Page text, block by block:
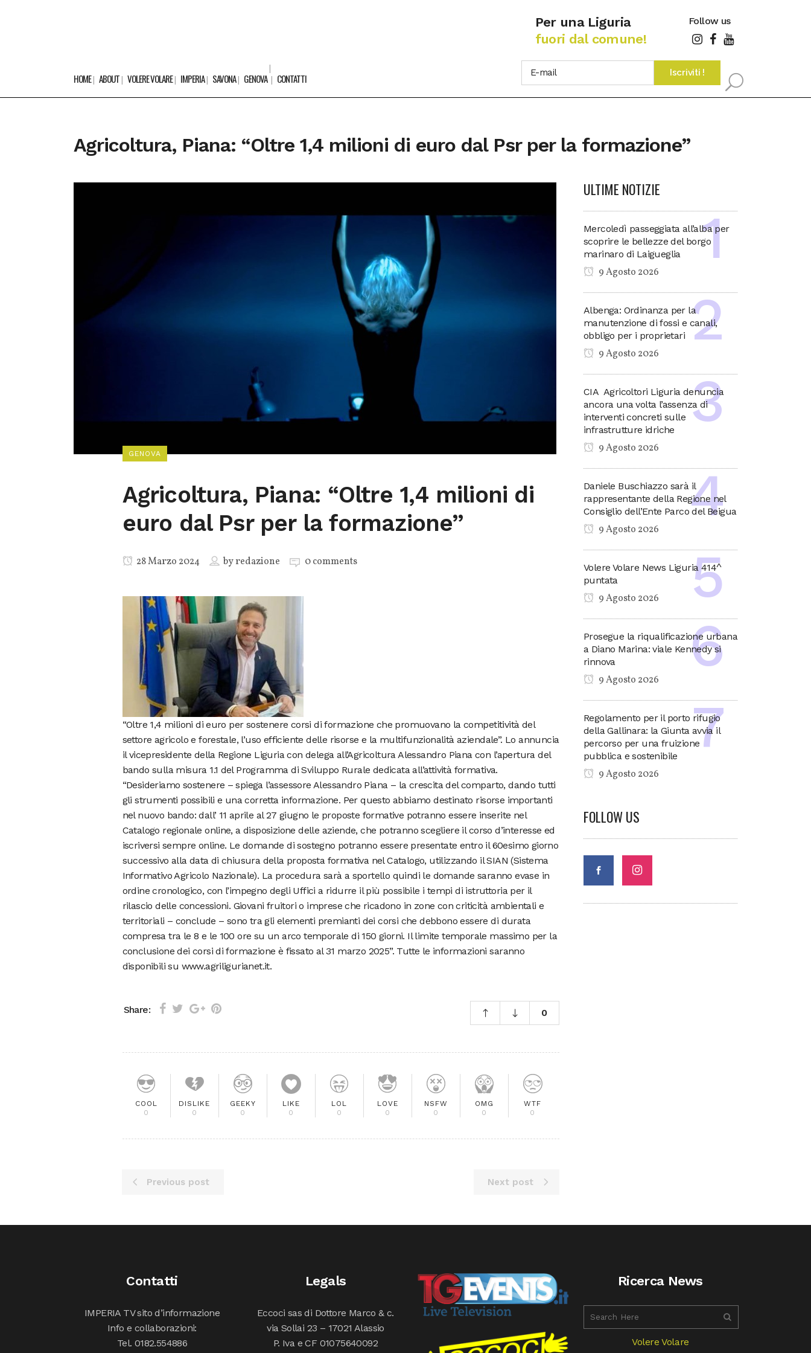
Per una Liguria
fuori dal comune!
Follow us
HOME ABOUT VOLERE VOLARE IMPERIA SAVONA GENOVA CONTATTI
Agricoltura, Piana: “Oltre 1,4 milioni di euro dal Psr per la formazione”
GENOVA
Agricoltura, Piana: “Oltre 1,4 milioni di
euro dal Psr per la formazione”
28 Marzo 2024 byredazione 0 comments
“Oltre 1,4 milioni di euro per sostenere corsi di formazione che promuovano la competitività del
settore agricolo e forestale, l’uso efficiente delle risorse e la multifunzionalità aziendale”. Lo annuncia
il vicepresidente della Regione Liguria con delega all’Agricoltura Alessandro Piana con l’apertura del
bando sulla misura 1.1 del Programma di Sviluppo Rurale dedicata all’attività formativa.
“Desideriamo sostenere – spiega l’assessore Alessandro Piana – la crescita del comparto, dando tutti
gli strumenti possibili e una corretta informazione. Per questo abbiamo destinato risorse importanti
nel nuovo bando: dall’ 11 aprile al 27 giugno le proposte formative potranno essere inserite nel
Catalogo regionale online, a disposizione delle aziende, che potranno scegliere il corso d’interesse ed
iscriversi sempre online. Le domande di sostegno potranno essere presentate entro il 60esimo giorno
successivo alla data di chiusura della proposta formativa nel Catalogo, utilizzando il SIAN (Sistema
Informativo Agricolo Nazionale). La procedura sarà a sportello quindi le domande saranno evase in
ordine cronologico, con l’impegno degli Uffici a ridurre il più possibile i tempi di istruttoria per il
rilascio delle concessioni. Giovani fruitori o imprese che ricadono in zone con criticità ambientali e
territoriali – conclude – sono tra gli elementi premianti dei corsi che debbono essere di durata
compresa tra le 8 e le 100 ore su un arco temporale di 150 giorni. Il limite temporale massimo per la
conclusione dei corsi di formazione è fissato al 31 marzo 2025”. Tutte le informazioni saranno
disponibili su www.agriligurianet.it.
Share: 0
COOL
0
DISLIKE
0
GEEKY
0
LIKE
0
LOL
0
LOVE
0
NSFW
0
OMG
0
WTF
0
Previous post Next post
ULTIME NOTIZIE
Mercoledì passeggiata all’alba per
scoprire le bellezze del borgo
marinaro di Laigueglia
9 Agosto 2026
Albenga: Ordinanza per la
manutenzione di fossi e canali,
obbligo per i proprietari
9 Agosto 2026
CIA Agricoltori Liguria denuncia
ancora una volta l’assenza di
interventi concreti sulle
infrastrutture idriche
9 Agosto 2026
Daniele Buschiazzo sarà il
rappresentante della Regione nel
Consiglio dell’Ente Parco del Beigua
9 Agosto 2026
Volere Volare News Liguria 414^
puntata
9 Agosto 2026
Prosegue la riqualificazione urbana
a Diano Marina: viale Kennedy si
rinnova
9 Agosto 2026
Regolamento per il porto rifugio
della Gallinara: la Giunta avvia il
percorso per una fruizione
pubblica e sostenibile
9 Agosto 2026
FOLLOW US
Contatti
IMPERIA TV sito d’informazione
Info e collaborazioni:
Tel. 0182.554886
Legals
Eccoci sas di Dottore Marco & c.
via Sollai 23 – 17021 Alassio
P. Iva e CF 01075640092
Ricerca News
Volere Volare